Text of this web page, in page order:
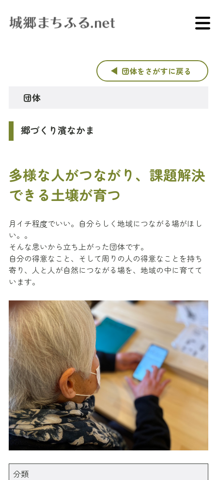
団体をさがすに戻る
団体
郷づくり濱なかま
多様な人がつながり、課題解決
できる土壌が育つ
月イチ程度でいい。自分らしく地域につながる場がほし
い。。
そんな思いから立ち上がった団体です。
自分の得意なこと、そして周りの人の得意なことを持ち
寄り、人と人が自然につながる場を、地域の中に育てて
います。
分類